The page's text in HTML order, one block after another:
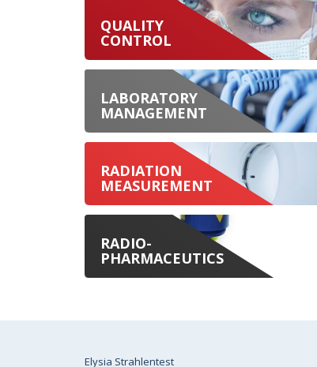
QUALITY
CONTROL
LABORATORY
MANAGEMENT
RADIATION
MEASUREMENT
RADIO-
PHARMACEUTICS
Elysia Strahlentest